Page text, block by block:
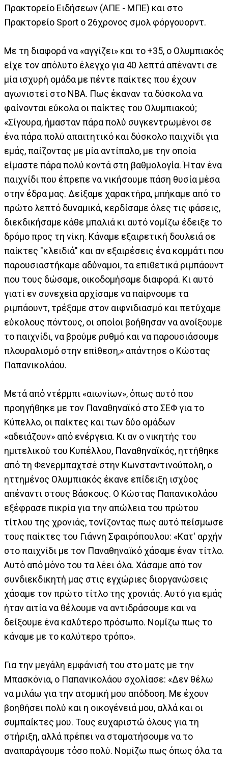
Πρακτορείο Ειδήσεων (ΑΠΕ - ΜΠΕ) και στο
Πρακτορείο Sport o 26χρονος σμολ φόργουορντ.
Με τη διαφορά να «αγγίζει» και το +35, ο Ολυμπιακός
είχε τον απόλυτο έλεγχο για 40 λεπτά απέναντι σε
μία ισχυρή ομάδα με πέντε παίκτες που έχουν
αγωνιστεί στο ΝΒΑ. Πως έκαναν τα δύσκολα να
φαίνονται εύκολα οι παίκτες του Ολυμπιακού;
«Σίγουρα, ήμασταν πάρα πολύ συγκεντρωμένοι σε
ένα πάρα πολύ απαιτητικό και δύσκολο παιχνίδι για
εμάς, παίζοντας με μία αντίπαλο, με την οποία
είμαστε πάρα πολύ κοντά στη βαθμολογία. Ήταν ένα
παιχνίδι που έπρεπε να νικήσουμε πάση θυσία μέσα
στην έδρα μας. Δείξαμε χαρακτήρα, μπήκαμε από το
πρώτο λεπτό δυναμικά, κερδίσαμε όλες τις φάσεις,
διεκδικήσαμε κάθε μπαλιά κι αυτό νομίζω έδειξε το
δρόμο προς τη νίκη. Κάναμε εξαιρετική δουλειά σε
παίκτες "κλειδιά" και αν εξαιρέσεις ένα κομμάτι που
παρουσιαστήκαμε αδύναμοι, τα επιθετικά ριμπάουντ
που τους δώσαμε, οικοδομήσαμε διαφορά. Κι αυτό
γιατί εν συνεχεία αρχίσαμε να παίρνουμε τα
ριμπάουντ, τρέξαμε στον αιφνιδιασμό και πετύχαμε
εύκολους πόντους, οι οποίοι βοήθησαν να ανοίξουμε
το παιχνίδι, να βρούμε ρυθμό και να παρουσιάσουμε
πλουραλισμό στην επίθεση,» απάντησε ο Κώστας
Παπανικολάου.
Μετά από ντέρμπι «αιωνίων», όπως αυτό που
προηγήθηκε με τον Παναθηναϊκό στο ΣΕΦ για το
Κύπελλο, οι παίκτες και των δύο ομάδων
«αδειάζουν» από ενέργεια. Κι αν ο νικητής του
ημιτελικού του Κυπέλλου, Παναθηναϊκός, ηττήθηκε
από τη Φενερμπαχτσέ στην Κωνσταντινούπολη, ο
ηττημένος Ολυμπιακός έκανε επίδειξη ισχύος
απέναντι στους Βάσκους. Ο Κώστας Παπανικολάου
εξέφρασε πικρία για την απώλεια του πρώτου
τίτλου της χρονιάς, τονίζοντας πως αυτό πείσμωσε
τους παίκτες του Γιάννη Σφαιρόπουλου: «Κατ' αρχήν
στο παιχνίδι με τον Παναθηναϊκό χάσαμε έναν τίτλο.
Αυτό από μόνο του τα λέει όλα. Χάσαμε από τον
συνδιεκδικητή μας στις εγχώριες διοργανώσεις
χάσαμε τον πρώτο τίτλο της χρονιάς. Αυτό για εμάς
ήταν αιτία να θέλουμε να αντιδράσουμε και να
δείξουμε ένα καλύτερο πρόσωπο. Νομίζω πως το
κάναμε με το καλύτερο τρόπο».
Για την μεγάλη εμφάνισή του στο ματς με την
Μπασκόνια, ο Παπανικολάου σχολίασε: «Δεν θέλω
να μιλάω για την ατομική μου απόδοση. Με έχουν
βοηθήσει πολύ και η οικογένειά μου, αλλά και οι
συμπαίκτες μου. Τους ευχαριστώ όλους για τη
στήριξη, αλλά πρέπει να σταματήσουμε να το
αναπαράγουμε τόσο πολύ. Νομίζω πως όπως όλα τα